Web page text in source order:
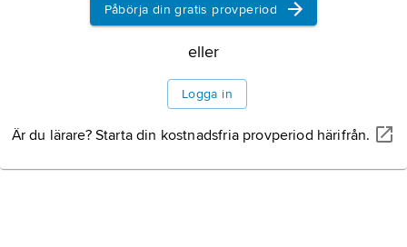
Påbörja din gratis provperiod
eller
Logga in
Är du lärare? Starta din kostnadsfria provperiod härifrån.